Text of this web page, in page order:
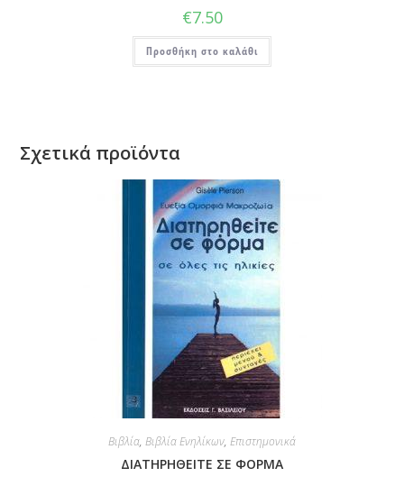
€7.50
Προσθήκη στο καλάθι
Σχετικά προϊόντα
Βιβλία, Βιβλία Ενηλίκων, Επιστημονικά
ΔΙΑΤΗΡΗΘΕΙΤΕ ΣΕ ΦΟΡΜΑ